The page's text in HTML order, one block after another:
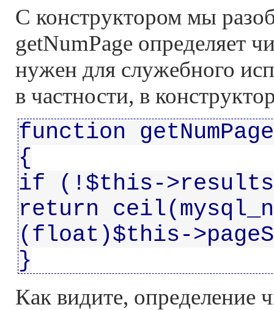
С конструктором мы
getNumPage определяет
нужен для служебного
в частности, в
function
{
if (!$this-
return
(float)$this-
}
Как видите, определение